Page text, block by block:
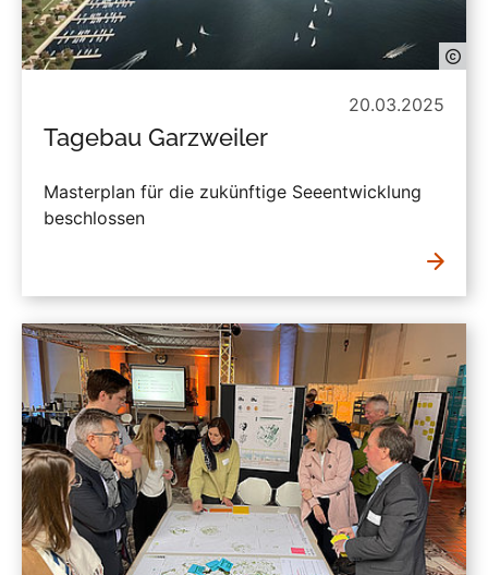
20.03.2025
Tagebau Garzweiler
Masterplan für die zukünftige Seeentwicklung
beschlossen